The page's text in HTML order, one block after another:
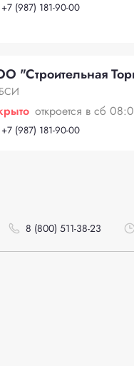
+7 (987) 181-90-00
"Строительная
БСИ
откроется в сб
+7 (987) 181-90-00
8 (800) 511-38-23